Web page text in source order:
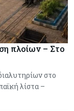
πλοίων – Στο
στο
λίστα –